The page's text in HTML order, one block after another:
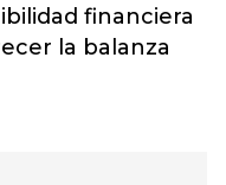
financiera
la balanza